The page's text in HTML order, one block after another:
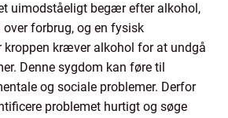
uimodståeligt begær efter alkohol,
forbrug, og en fysisk
kræver alkohol for at undgå
Denne sygdom kan føre til
og sociale problemer. Derfor
problemet hurtigt og søge